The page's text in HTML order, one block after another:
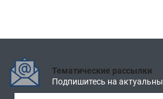
Тематические рассылки
Подпишитесь на